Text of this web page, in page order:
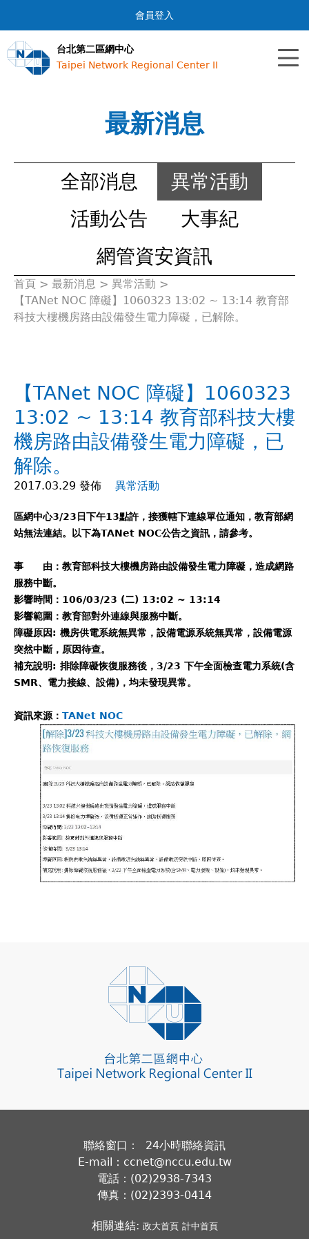
Jump to navigation
會員登入
台北第二區網中心
Taipei Network Regional Center II
最新消息
全部消息
異常活動
活動公告
大事紀
網管資安資訊
您
在
裡
首頁 > 最新消息 > 異常活動 >
【TANet NOC 障礙】1060323 13:02 ~ 13:14 教育部
科技大樓機房路由設備發生電力障礙，已解除。
【TANet NOC 障礙】1060323
13:02 ~ 13:14 教育部科技大樓
機房路由設備發生電力障礙，已
解除。
2017.03.29 發佈 異常活動
區網中心3/23日下午13點許，接獲轄下連線單位通知，教育部網
站無法連結。以下為TANet NOC公告之資訊，請參考。
事 由：教育部科技大樓機房路由設備發生電力障礙，造成網路
服務中斷。
影響時間：106/03/23 (二) 13:02 ~ 13:14
影響範圍：教育部對外連線與服務中斷。
障礙原因: 機房供電系統無異常，設備電源系統無異常，設備電源
突然中斷，原因待查。
補充說明: 排除障礙恢復服務後，3/23 下午全面檢查電力系統(含
SMR、電力接線、設備)，均未發現異常。
資訊來源： TANet NOC
聯絡窗口： 24小時聯絡資訊
E-mail：ccnet@nccu.edu.tw
電話：(02)2938-7343
傳真：(02)2393-0414
相關連結: 政大首頁 計中首頁